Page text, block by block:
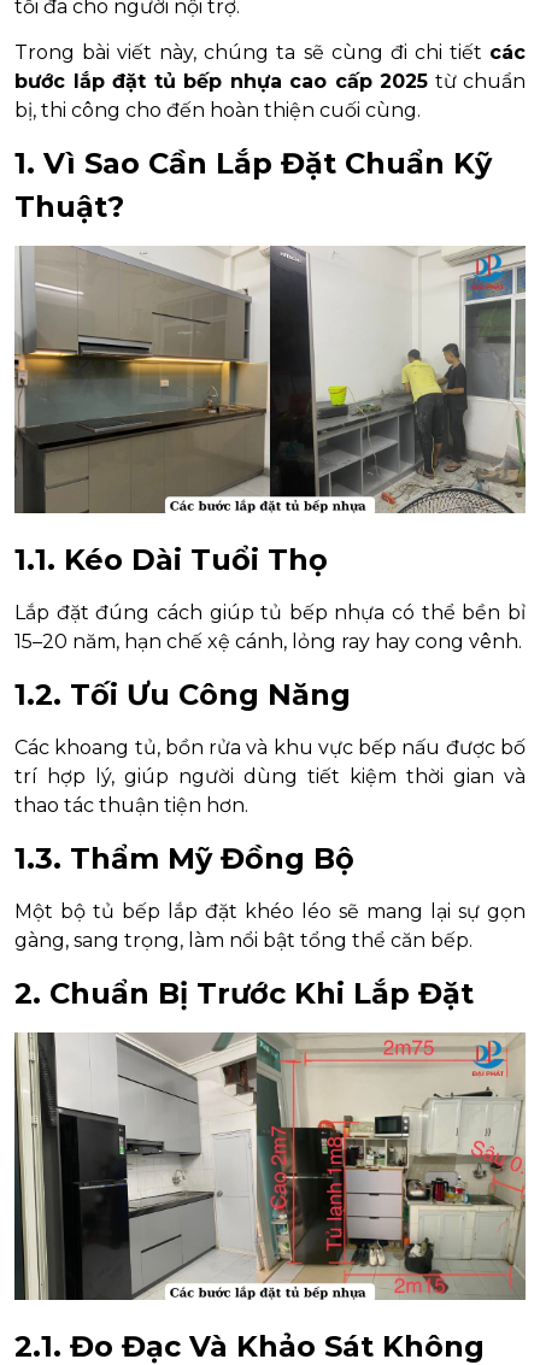
tối đa cho người nội trợ.
Trong bài viết này, chúng ta sẽ cùng đi chi tiết các
bước lắp đặt tủ bếp nhựa cao cấp 2025 từ chuẩn
bị, thi công cho đến hoàn thiện cuối cùng.
1. Vì Sao Cần Lắp Đặt Chuẩn Kỹ
Thuật?
1.1. Kéo Dài Tuổi Thọ
Lắp đặt đúng cách giúp tủ bếp nhựa có thể bền bỉ
15–20 năm, hạn chế xệ cánh, lỏng ray hay cong vênh.
1.2. Tối Ưu Công Năng
Các khoang tủ, bồn rửa và khu vực bếp nấu được bố
trí hợp lý, giúp người dùng tiết kiệm thời gian và
thao tác thuận tiện hơn.
1.3. Thẩm Mỹ Đồng Bộ
Một bộ tủ bếp lắp đặt khéo léo sẽ mang lại sự gọn
gàng, sang trọng, làm nổi bật tổng thể căn bếp.
2. Chuẩn Bị Trước Khi Lắp Đặt
2.1. Đo Đạc Và Khảo Sát Không